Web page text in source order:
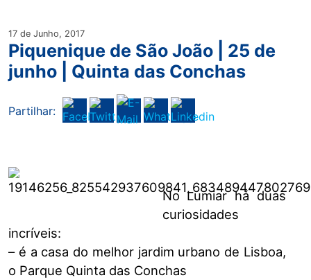
17 de Junho, 2017
Piquenique de São João | 25 de
junho | Quinta das Conchas
Partilhar:
No Lumiar há duas
curiosidades
incríveis:
– é a casa do melhor jardim urbano de Lisboa,
o Parque Quinta das Conchas